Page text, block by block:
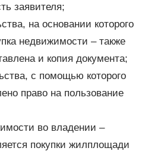
заявителя;
на основании которого
недвижимости – также
и копия документа;
с помощью которого
право на пользование
во владении –
покупки жилплощади